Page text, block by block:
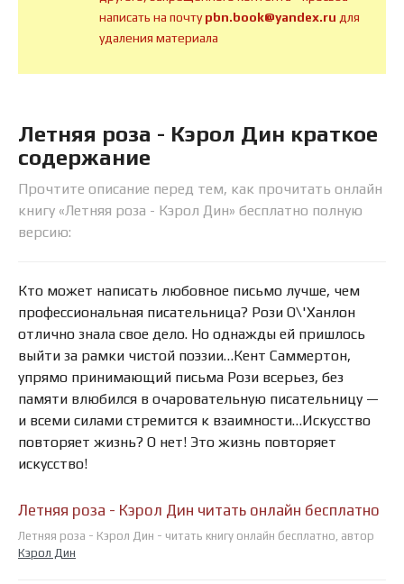
написать на почтуpbn.book@yandex.ru для
удаления материала
Летняя роза - Кэрол Дин краткое
содержание
Прочтите описание перед тем, как прочитать онлайн
книгу «Летняя роза - Кэрол Дин» бесплатно полную
версию:
Кто может написать любовное письмо лучше, чем
профессиональная писательница? Рози О\'Ханлон
отлично знала свое дело. Но однажды ей пришлось
выйти за рамки чистой поэзии…Кент Саммертон,
упрямо принимающий письма Рози всерьез, без
памяти влюбился в очаровательную писательницу —
и всеми силами стремится к взаимности…Искусство
повторяет жизнь? О нет! Это жизнь повторяет
искусство!
Летняя роза - Кэрол Дин читать онлайн бесплатно
Летняя роза - Кэрол Дин - читать книгу онлайн бесплатно, автор
Кэрол Дин